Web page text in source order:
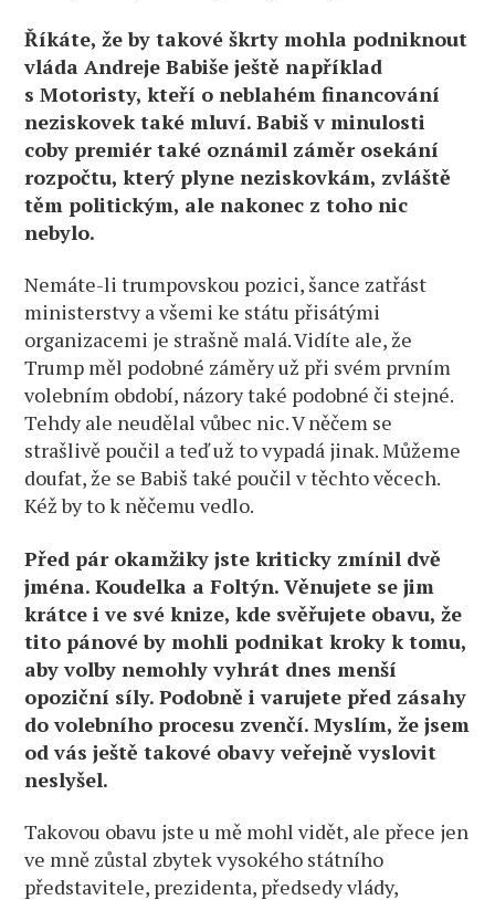
Říkáte, že by takové škrty mohla podniknout
vláda Andreje Babiše ještě například
s Motoristy, kteří o neblahém financování
neziskovek také mluví. Babiš v minulosti
coby premiér také oznámil záměr osekání
rozpočtu, který plyne neziskovkám, zvláště
těm politickým, ale nakonec z toho nic
nebylo.
Nemáte-li trumpovskou pozici, šance zatřást
ministerstvy a všemi ke státu přisátými
organizacemi je strašně malá. Vidíte ale, že
Trump měl podobné záměry už při svém prvním
volebním období, názory také podobné či stejné.
Tehdy ale neudělal vůbec nic. V něčem se
strašlivě poučil a teď už to vypadá jinak. Můžeme
doufat, že se Babiš také poučil v těchto věcech.
Kéž by to k něčemu vedlo.
Před pár okamžiky jste kriticky zmínil dvě
jména. Koudelka a Foltýn. Věnujete se jim
krátce i ve své knize, kde svěřujete obavu, že
tito pánové by mohli podnikat kroky k tomu,
aby volby nemohly vyhrát dnes menší
opoziční síly. Podobně i varujete před zásahy
do volebního procesu zvenčí. Myslím, že jsem
od vás ještě takové obavy veřejně vyslovit
neslyšel.
Takovou obavu jste u mě mohl vidět, ale přece jen
ve mně zůstal zbytek vysokého státního
představitele, prezidenta, předsedy vlády,